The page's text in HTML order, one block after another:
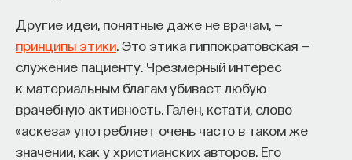
Другие идеи, понятные даже не врачам, —
принципы этики . Это этика гиппократовская —
служение пациенту. Чрезмерный интерес
к материальным благам убивает любую
врачебную активность. Гален, кстати, слово
«аскеза» употребляет очень часто в таком же
значении, как у христианских авторов. Его